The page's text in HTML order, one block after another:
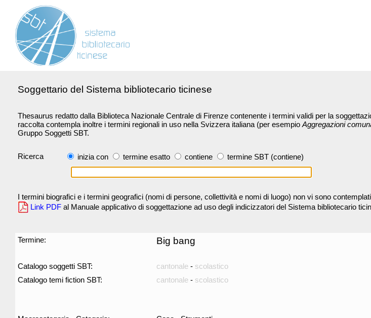
Soggettario del Sistema bibliotecario ticinese
Thesaurus redatto dalla Biblioteca Nazionale Centrale di Firenze contenente i termini validi per la
raccolta contempla inoltre i termini regionali in uso nella Svizzera italiana (per esempio Aggregazioni
Gruppo Soggetti SBT.
Ricerca inizia con termine esatto contiene termine SBT (contiene)
I termini biografici e i termini geografici (nomi di persone, collettività e nomi di luogo) non vi sono
Link PDF al Manuale applicativo di soggettazione ad uso degli indicizzatori del Sistema bibliotecario
Termine: Big bang
Catalogo soggetti SBT: cantonale - scolastico
Catalogo temi fiction SBT:
cantonale - scolastico